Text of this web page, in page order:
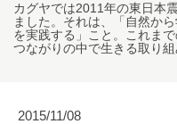
カグヤでは2011年の東日本
ました。それは、「自然か
を実践する」こと。これま
つながりの中で生きる取り組
2015/11/08